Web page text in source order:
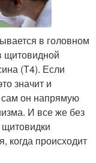
в головном
щитовидной
(Т4). Если
значит и
сам он напрямую
И все же без
когда происходит